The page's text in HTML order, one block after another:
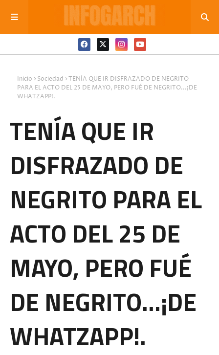
Inicio Sociedad
TENÍA QUE IR DISFRAZADO DE NEGRITO
PARA EL ACTO DEL 25 DE MAYO, PERO FUÉ DE NEGRITO...¡DE
WHATZAPP!.
TENÍA QUE IR
DISFRAZADO DE
NEGRITO PARA EL
ACTO DEL 25 DE
MAYO, PERO FUÉ
DE NEGRITO...¡DE
WHATZAPP!.